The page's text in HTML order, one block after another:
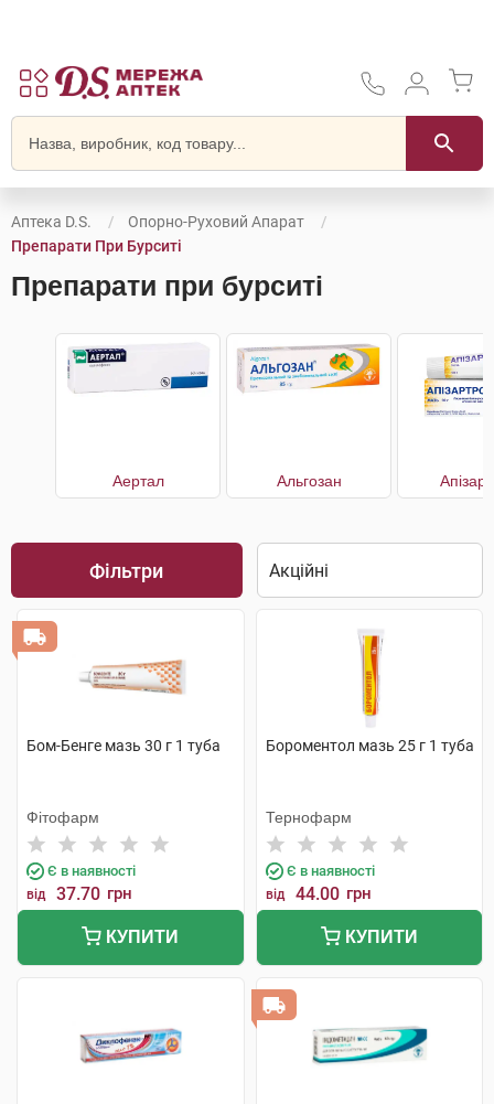
Аптека D.S.
Опорно-Руховий Апарат
Препарати При Бурситі
Препарати при бурситі
Аертал Альгозан
Фільтри
Бом-Бенге мазь 30 г 1 туба
Фітофарм
Є в наявності
від 37.70 грн
КУПИТИ
Бороментол мазь 25 г 1 туба
Тернофарм
Є в наявності
від 44.00 грн
КУПИТИ